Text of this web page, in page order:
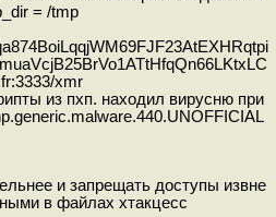
= /tmp
xmr
из пхп. находил вирусню при
и запрещать доступы извне
в файлах хтакцесс